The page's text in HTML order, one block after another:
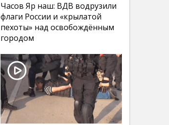
Часов Яр наш: ВДВ водрузили
флаги России и «крылатой
пехоты» над освобождённым
городом